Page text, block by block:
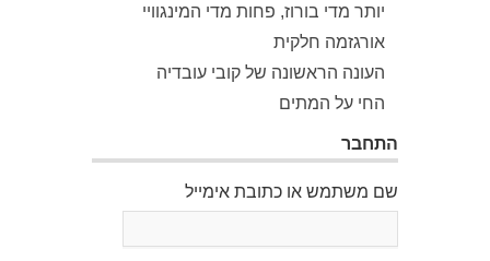
יותר מדי בורוז, פחות מדי המינגוויי
אורגזמה חלקית
העונה הראשונה של קובי עובדיה
החי על המתים
התחבר
שם משתמש או כתובת אימייל